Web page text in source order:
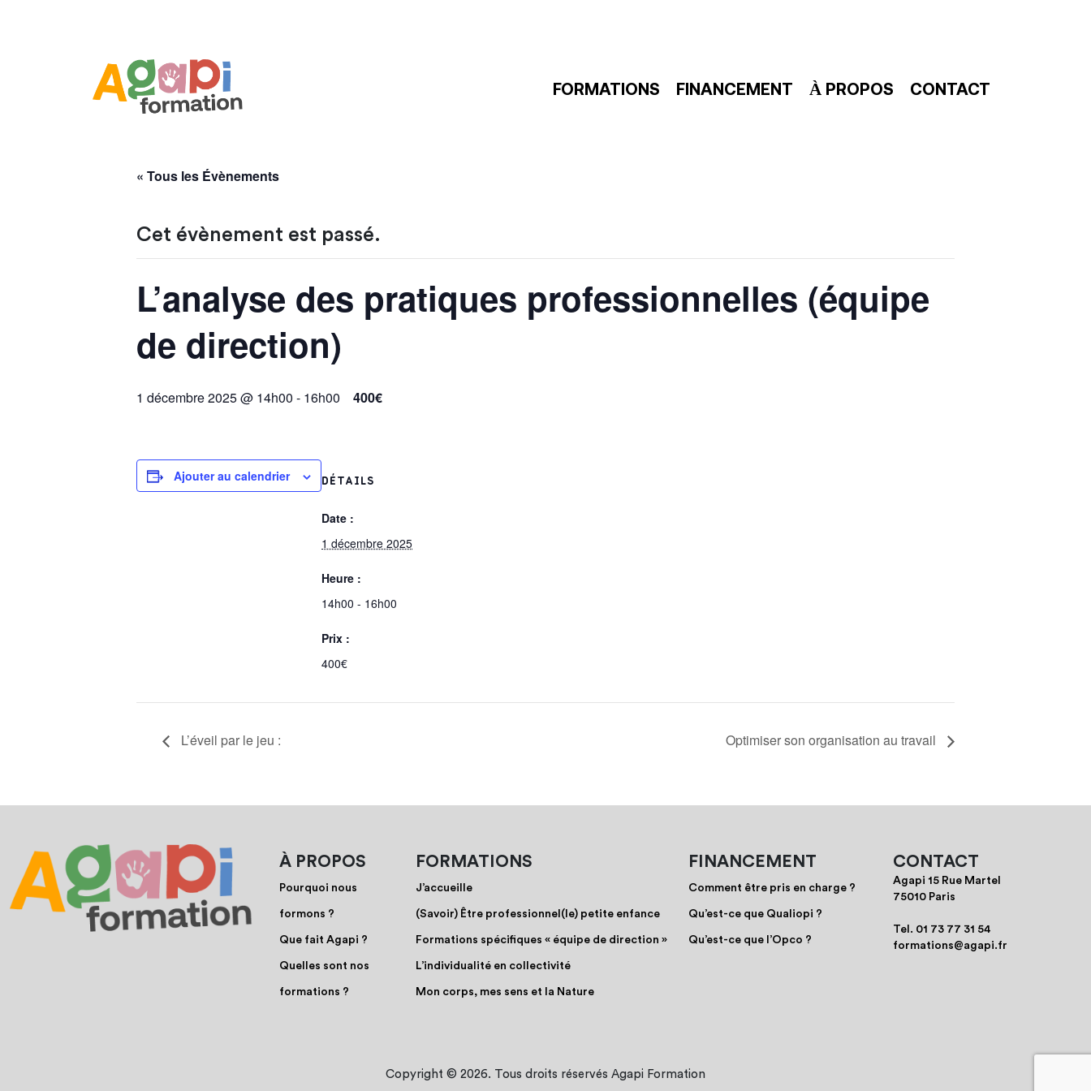
FORMATIONS FINANCEMENT À PROPOS CONTACT
« Tous les Évènements
Cet évènement est passé.
L’analyse des pratiques professionnelles (équipe
de direction)
1 décembre 2025 @ 14h00 - 16h00 400€
Ajouter au calendrier DÉTAILS
Date :
1 décembre 2025
Heure :
14h00 - 16h00
Prix :
400€
L’éveil par le jeu : Optimiser son organisation au travail
À PROPOS
Pourquoi nous
formons ?
Que fait Agapi ?
Quelles sont nos
formations ?
FORMATIONS
J’accueille
(Savoir) Être professionnel(le) petite enfance
Formations spécifiques « équipe de direction »
L’individualité en collectivité
Mon corps, mes sens et la Nature
FINANCEMENT
Comment être pris en charge ?
Qu’est-ce que Qualiopi ?
Qu’est-ce que l’Opco ?
CONTACT
Agapi 15 Rue Martel
75010 Paris
Tel. 01 73 77 31 54
formations@agapi.fr
Copyright © 2026. Tous droits réservés Agapi Formation